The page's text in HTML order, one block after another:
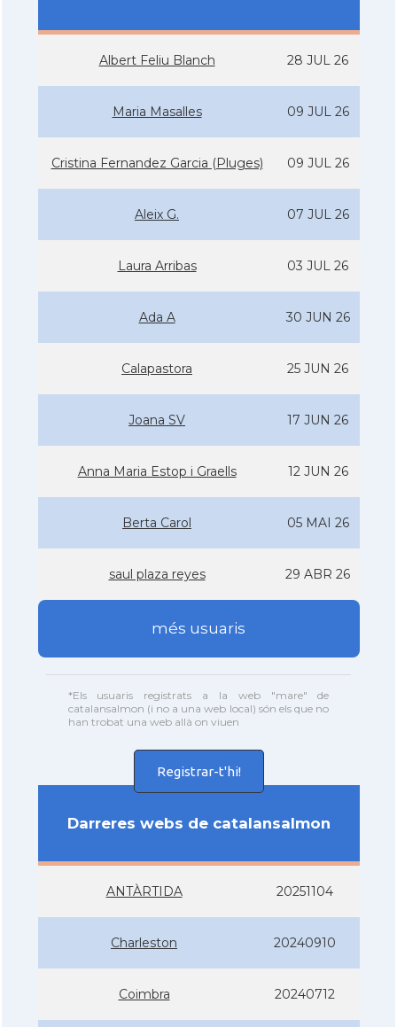
Albert Feliu Blanch 28 JUL 26
Maria Masalles 09 JUL 26
Cristina Fernandez Garcia (Pluges) 09 JUL 26
Aleix G. 07 JUL 26
Laura Arribas 03 JUL 26
Ada A 30 JUN 26
Calapastora 25 JUN 26
Joana SV 17 JUN 26
Anna Maria Estop i Graells 12 JUN 26
Berta Carol 05 MAI 26
saul plaza reyes 29 ABR 26
més usuaris
*Els usuaris registrats a la web "mare" de
catalansalmon (i no a una web local) són els que no
han trobat una web allà on viuen
Registrar-t'hi!
Darreres webs de catalansalmon
ANTÀRTIDA 20251104
Charleston 20240910
Coimbra 20240712